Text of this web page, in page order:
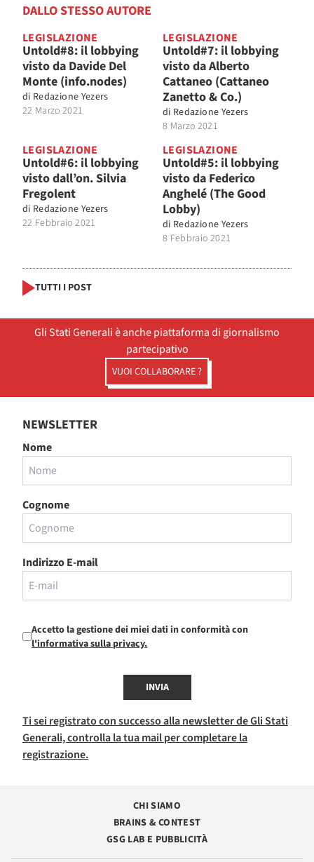
DALLO STESSO AUTORE
LEGISLAZIONE
Untold#8: il lobbying
visto da Davide Del
Monte (info.nodes)
di Redazione Yezers
22 Marzo 2021
LEGISLAZIONE
Untold#7: il lobbying
visto da Alberto
Cattaneo (Cattaneo
Zanetto & Co.)
di Redazione Yezers
8 Marzo 2021
LEGISLAZIONE
Untold#6: il lobbying
visto dall’on. Silvia
Fregolent
di Redazione Yezers
22 Febbraio 2021
LEGISLAZIONE
Untold#5: il lobbying
visto da Federico
Anghelé (The Good
Lobby)
di Redazione Yezers
8 Febbraio 2021
TUTTI I POST
Gli Stati Generali è anche piattaforma di giornalismo
partecipativo
VUOI COLLABORARE ?
NEWSLETTER
Nome
Cognome
Indirizzo E-mail
Accetto la gestione dei miei dati in conformità con
l'informativa sulla privacy.
INVIA
Ti sei registrato con successo alla newsletter de Gli Stati
Generali, controlla la tua mail per completare la
registrazione.
CHI SIAMO
BRAINS & CONTEST
GSG LAB E PUBBLICITÀ